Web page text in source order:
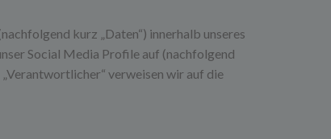
kurz „Daten“) innerhalb unseres
Social Media Profile auf (nachfolgend
verweisen wir auf die